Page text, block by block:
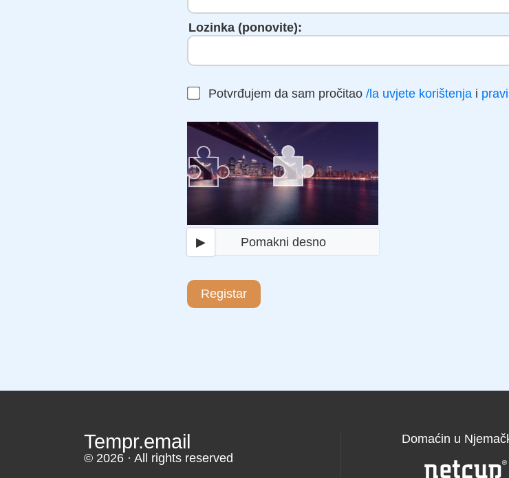
Lozinka (ponovite):
Potvrđujem da sam pročitao /la uvjete korištenja i
▶ Pomakni desno
Registar
Tempr.email
© 2026 · All rights reserved
Domaćin u